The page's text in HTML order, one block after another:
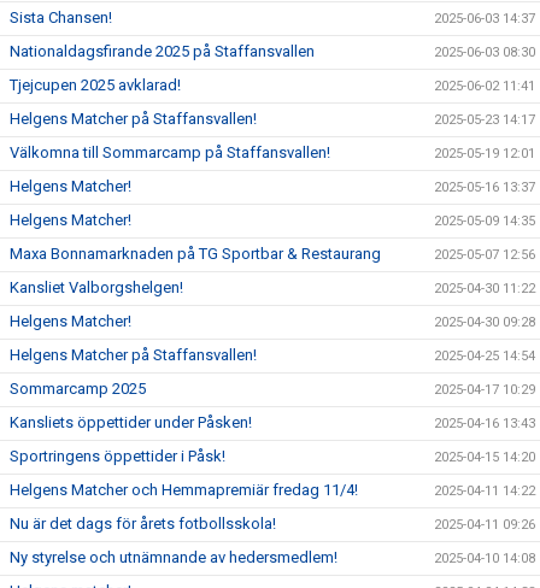
Sista Chansen! 2025-06-03 14:37
Nationaldagsfirande 2025 på Staffansvallen 2025-06-03 08:30
Tjejcupen 2025 avklarad! 2025-06-02 11:41
Helgens Matcher på Staffansvallen! 2025-05-23 14:17
Välkomna till Sommarcamp på Staffansvallen! 2025-05-19 12:01
Helgens Matcher! 2025-05-16 13:37
Helgens Matcher! 2025-05-09 14:35
Maxa Bonnamarknaden på TG Sportbar & Restaurang 2025-05-07 12:56
Kansliet Valborgshelgen! 2025-04-30 11:22
Helgens Matcher! 2025-04-30 09:28
Helgens Matcher på Staffansvallen! 2025-04-25 14:54
Sommarcamp 2025 2025-04-17 10:29
Kansliets öppettider under Påsken! 2025-04-16 13:43
Sportringens öppettider i Påsk! 2025-04-15 14:20
Helgens Matcher och Hemmapremiär fredag 11/4! 2025-04-11 14:22
Nu är det dags för årets fotbollsskola! 2025-04-11 09:26
Ny styrelse och utnämnande av hedersmedlem! 2025-04-10 14:08